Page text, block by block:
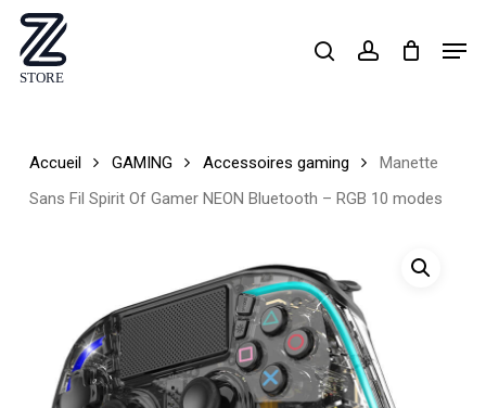
Skip
main
searchaccount
Accueil GAMING Accessoires gaming
Manette
Sans Fil Spirit Of Gamer NEON Bluetooth – RGB 10 modes